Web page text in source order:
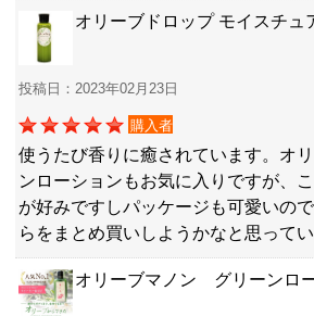
オリーブドロップ モイスチュ
投稿日：2023年02月23日
購入者
使うたび香りに癒されています。オ
ンローションもお気に入りですが、
が好みですしパッケージも可愛いの
らをまとめ買いしようかなと思ってい
オリーブマノン グリーンロ